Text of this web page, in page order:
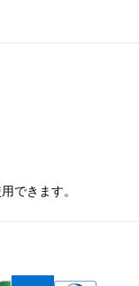
できます。